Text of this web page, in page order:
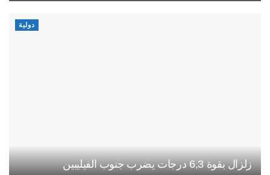
دولية
زلزال بقوة 6,3 درجات يضرب جنوب الفيليبين